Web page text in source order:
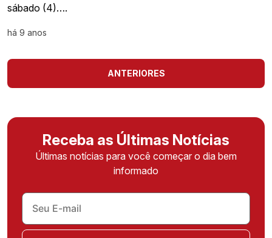
sábado (4)….
há 9 anos
ANTERIORES
Receba as Últimas Notícias
Últimas notícias para você começar o dia bem
informado